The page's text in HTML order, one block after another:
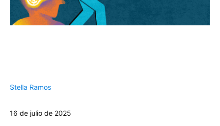
Stella Ramos
16 de julio de 2025